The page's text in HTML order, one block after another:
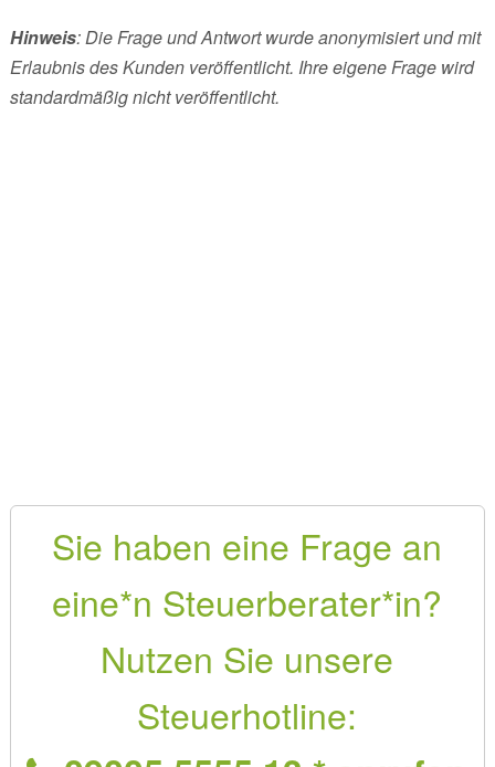
Hinweis: Die Frage und Antwort wurde anonymisiert und mit
Erlaubnis des Kunden veröffentlicht. Ihre eigene Frage wird
standardmäßig nicht veröffentlicht.
Sie haben eine Frage an
eine*n Steuerberater*in?
Nutzen Sie unsere
Steuerhotline: